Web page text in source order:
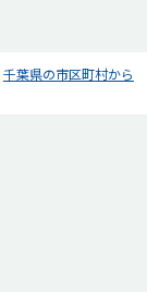
千葉県の市区町村から